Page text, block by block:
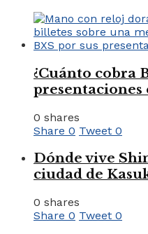
¿Cuánto cobra
presentaciones
0 shares
Share 0 Tweet 0
Dónde vive
ciudad de
0 shares
Share 0 Tweet 0